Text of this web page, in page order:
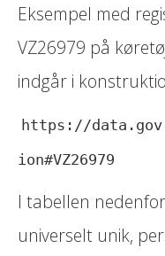
Eksempel med
VZ26979 på
indgår i
https://
ion#VZ26979
I tabellen
universelt unik,